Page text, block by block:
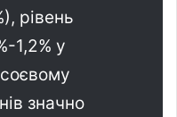
рівень
1,2% у
соєвому
значно